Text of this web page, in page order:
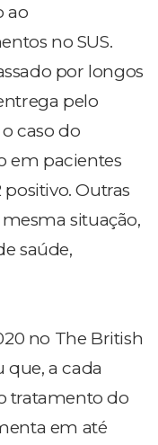
ao
no SUS.
por longos
pelo
caso do
em pacientes
Outras
situação,
saúde,
no The British
a cada
tratamento do
em até